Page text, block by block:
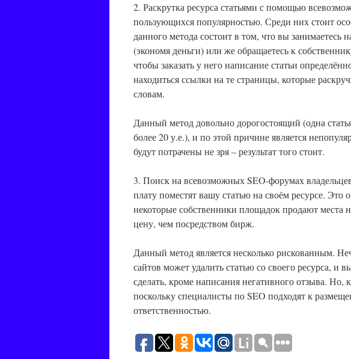
2. Раскрутка ресурса статьями с помощью
пользующихся популярностью. Среди них стоит
данного метода состоит в том, что вы занимаетесь
(экономя деньги) или же обращаетесь к
чтобы заказать у него написание статьи
находиться ссылки на те страницы, которые
словам.
Данный метод довольно дорогостоящий (одна
более 20 у.е.), и по этой причине является
будут потрачены не зря – результат того стоит.
3. Поиск на всевозможных SEO-форумах
плату поместят вашу статью на своём ресурсе. Это
некоторые собственники площадок продают места
цену, чем посредством бирж.
Данный метод является несколько рискованным.
сайтов может удалить статью со своего ресурса, и
сделать, кроме написания негативного отзыва. Но,
поскольку специалисты по SEO подходят к
ответственностью.